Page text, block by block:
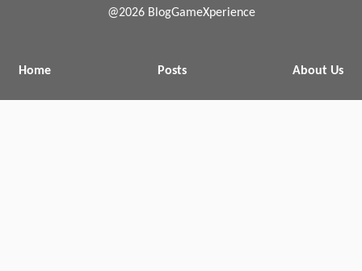
@2026 BlogGameXperience
Home Posts About Us